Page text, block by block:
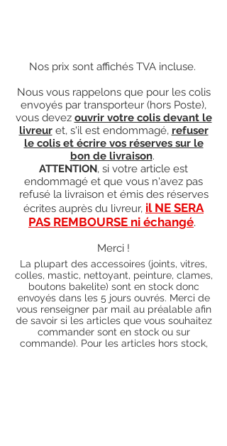
Nos prix sont affichés TVA incluse.
Nous vous rappelons que pour les colis
envoyés par transporteur (hors Poste),
vous devez ouvrir votre colis devant le
livreuret, s'il est endommagé, refuser
le colis et écrire vos réserves sur le
bon de livraison.
ATTENTION, si votre article est
endommagé et que vous n'avez pas
refusé la livraison et émis des réserves
écrites auprès du livreur, il NE SERA
PAS REMBOURSE ni échangé.
Merci !
La plupart des accessoires (joints, vitres,
colles, mastic, nettoyant, peinture, clames,
boutons bakelite) sont en stock donc
envoyés dans les 5 jours ouvrés. Merci de
vous renseigner par mail au préalable afin
de savoir si les articles que vous souhaitez
commander sont en stock ou sur
commande). Pour les articles hors stock,